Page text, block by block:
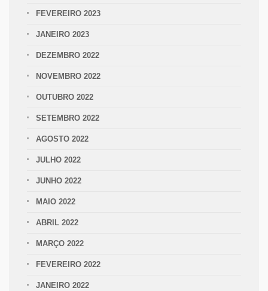
FEVEREIRO 2023
JANEIRO 2023
DEZEMBRO 2022
NOVEMBRO 2022
OUTUBRO 2022
SETEMBRO 2022
AGOSTO 2022
JULHO 2022
JUNHO 2022
MAIO 2022
ABRIL 2022
MARÇO 2022
FEVEREIRO 2022
JANEIRO 2022